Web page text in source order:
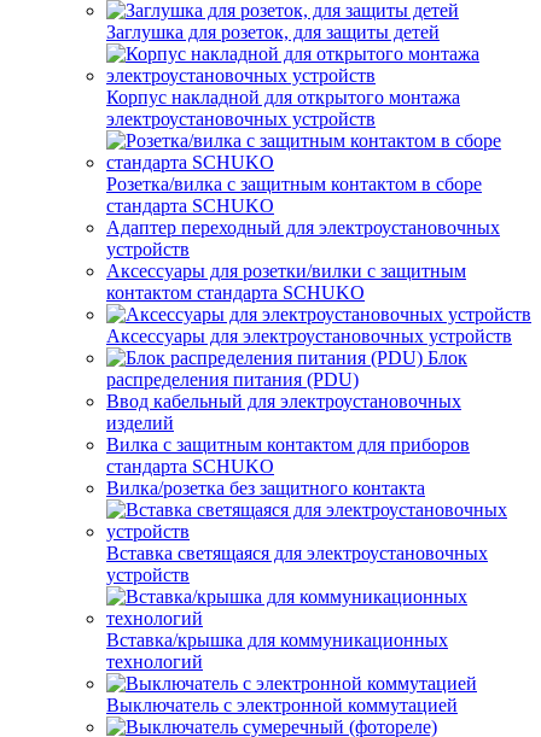
Заглушка для розеток, для защиты детей
Корпус накладной для открытого монтажа
электроустановочных устройств
Розетка/вилка с защитным контактом в сборе
стандарта SCHUKO
Адаптер переходный для электроустановочных
устройств
Аксессуары для розетки/вилки с защитным
контактом стандарта SCHUKO
Аксессуары для электроустановочных устройств
Блок
распределения питания (PDU)
Ввод кабельный для электроустановочных
изделий
Вилка с защитным контактом для приборов
стандарта SCHUKO
Вилка/розетка без защитного контакта
Вставка светящаяся для электроустановочных
устройств
Вставка/крышка для коммуникационных
технологий
Выключатель с электронной коммутацией